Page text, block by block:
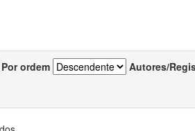
Por ordem Autores/